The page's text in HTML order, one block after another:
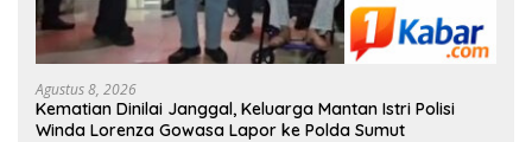
Agustus 8, 2026
Kematian Dinilai Janggal, Keluarga Mantan Istri Polisi
Winda Lorenza Gowasa Lapor ke Polda Sumut